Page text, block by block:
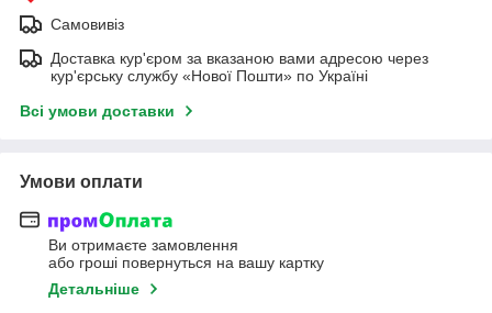
Самовивіз
Доставка кур'єром за вказаною вами адресою через
кур'єрську службу «Нової Пошти» по Україні
Всі умови доставки
Умови оплати
Ви отримаєте замовлення
або гроші повернуться на вашу картку
Детальніше